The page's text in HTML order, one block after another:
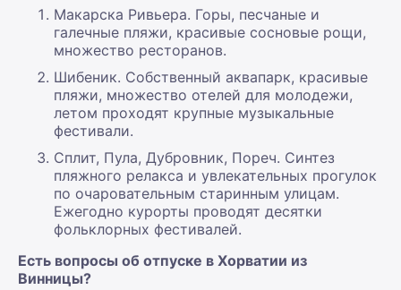
Макарска Ривьера. Горы, песчаные и
галечные пляжи, красивые сосновые рощи,
множество ресторанов.
Шибеник. Собственный аквапарк, красивые
пляжи, множество отелей для молодежи,
летом проходят крупные музыкальные
фестивали.
Сплит, Пула, Дубровник, Пореч. Синтез
пляжного релакса и увлекательных прогулок
по очаровательным старинным улицам.
Ежегодно курорты проводят десятки
фольклорных фестивалей.
Есть вопросы об отпуске в Хорватии из
Винницы?